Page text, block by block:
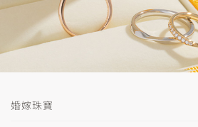
婚嫁珠寶